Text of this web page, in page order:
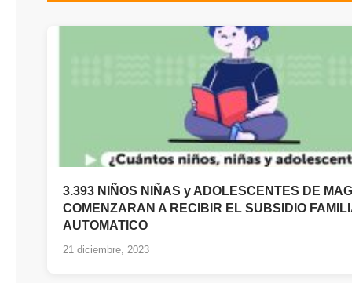
3.393 NIÑOS NIÑAS y ADOLESCENTES DE
COMENZARAN A RECIBIR EL SUBSIDIO
AUTOMATICO
21 diciembre, 2023